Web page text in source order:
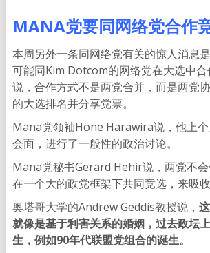
MANA党要同网络党合作
本周另外一条同网络党有关的惊人消息
可能同Kim Dotcom的网络党在大选中
说，合作方式不是两党合并，而是两党
的大选排名并分享党票。
Mana党领袖Hone Harawira说，他上
会面，进行了一般性的政治讨论。
Mana党秘书Gerard Hehir说，两党不
在一个大的政党框架下共同竞选，来吸收
奥塔哥大学的Andrew Geddis教授说，
就像是基于利害关系的婚姻，过去政坛
生，例如90年代联盟党组合的诞生。